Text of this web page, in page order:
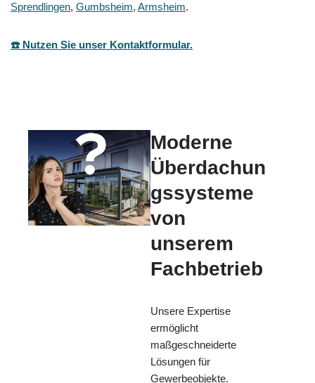
Sprendlingen, Gumbsheim, Armsheim.
☎️ Nutzen Sie unser Kontaktformular.
Moderne
Überdachun
gssysteme
von
unserem
Fachbetrieb
Unsere Expertise
ermöglicht
maßgeschneiderte
Lösungen für
Gewerbeobjekte.